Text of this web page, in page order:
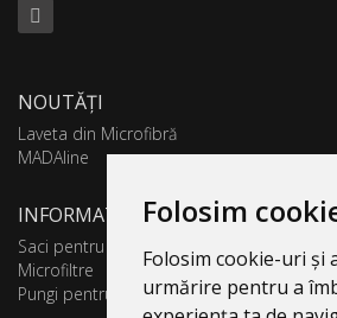
Folosim
Folosim cookie-uri și
urmărire pentru a
NOUTĂȚI
Laveta din Microfibră
MADAline
INFORMATII PRODUSE
Saci pentru aspirator
Microfiltre
Pungi pentru colectare praf